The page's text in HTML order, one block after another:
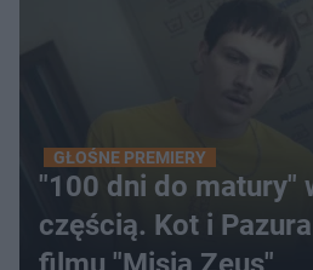
GŁOŚNE PREMIERY
"100 dni do matury"
częścią. Kot i